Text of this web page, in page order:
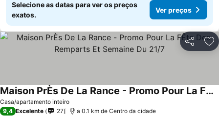
Selecione as datas para ver os preços
exatos.
Ver preços
Partilhar
Casa/apartamento inteiro
Maison PrÈs De La Rance - Promo Pour La FÊte Des Remparts Et Semaine Du 21/7
Ver preços
9,4 Excelente 27 a 0.1 km de Centro da cidade